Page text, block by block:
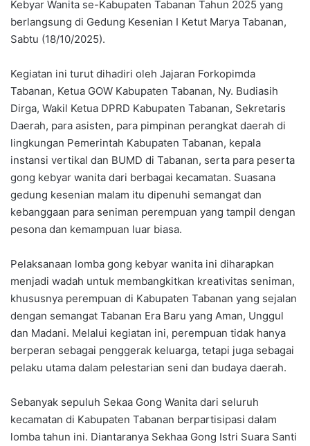
Kebyar Wanita se-Kabupaten Tabanan Tahun 2025 yang
berlangsung di Gedung Kesenian I Ketut Marya Tabanan,
Sabtu (18/10/2025).
Kegiatan ini turut dihadiri oleh Jajaran Forkopimda
Tabanan, Ketua GOW Kabupaten Tabanan, Ny. Budiasih
Dirga, Wakil Ketua DPRD Kabupaten Tabanan, Sekretaris
Daerah, para asisten, para pimpinan perangkat daerah di
lingkungan Pemerintah Kabupaten Tabanan, kepala
instansi vertikal dan BUMD di Tabanan, serta para peserta
gong kebyar wanita dari berbagai kecamatan. Suasana
gedung kesenian malam itu dipenuhi semangat dan
kebanggaan para seniman perempuan yang tampil dengan
pesona dan kemampuan luar biasa.
Pelaksanaan lomba gong kebyar wanita ini diharapkan
menjadi wadah untuk membangkitkan kreativitas seniman,
khususnya perempuan di Kabupaten Tabanan yang sejalan
dengan semangat Tabanan Era Baru yang Aman, Unggul
dan Madani. Melalui kegiatan ini, perempuan tidak hanya
berperan sebagai penggerak keluarga, tetapi juga sebagai
pelaku utama dalam pelestarian seni dan budaya daerah.
Sebanyak sepuluh Sekaa Gong Wanita dari seluruh
kecamatan di Kabupaten Tabanan berpartisipasi dalam
lomba tahun ini. Diantaranya Sekhaa Gong Istri Suara Santi